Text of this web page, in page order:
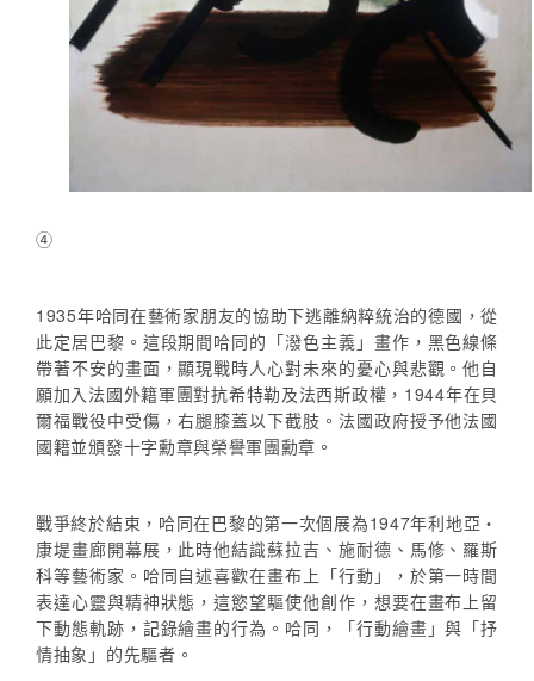
④
1935年哈同在藝術家朋友的協助下逃離納粹統治的德國，從
此定居巴黎。這段期間哈同的「潑色主義」畫作，黑色線條
帶著不安的畫面，顯現戰時人心對未來的憂心與悲觀。他自
願加入法國外籍軍團對抗希特勒及法西斯政權，1944年在貝
爾福戰役中受傷，右腿膝蓋以下截肢。法國政府授予他法國
國籍並頒發十字勳章與榮譽軍團勳章。
戰爭終於結束，哈同在巴黎的第一次個展為1947年利地亞‧
康堤畫廊開幕展，此時他結識蘇拉吉、施耐德、馬修、羅斯
科等藝術家。哈同自述喜歡在畫布上「行動」，於第一時間
表達心靈與精神狀態，這慾望驅使他創作，想要在畫布上留
下動態軌跡，記錄繪畫的行為。哈同，「行動繪畫」與「抒
情抽象」的先驅者。